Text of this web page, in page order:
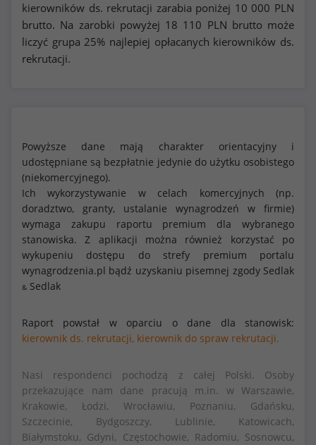
kierowników ds. rekrutacji zarabia poniżej 10 000 PLN
brutto. Na zarobki powyżej 18 110 PLN brutto może
liczyć grupa 25% najlepiej opłacanych kierowników ds.
rekrutacji.
Powyższe dane mają charakter orientacyjny i
udostępniane są bezpłatnie jedynie do użytku osobistego
(niekomercyjnego).
Ich wykorzystywanie w celach komercyjnych (np.
doradztwo, granty, ustalanie wynagrodzeń w firmie)
wymaga zakupu raportu premium dla wybranego
stanowiska. Z aplikacji można również korzystać po
wykupeniu dostępu do strefy premium portalu
wynagrodzenia.pl bądź uzyskaniu pisemnej zgody Sedlak
& Sedlak
Raport powstał w oparciu o dane dla stanowisk:
kierownik ds. rekrutacji, kierownik do spraw rekrutacji.
Nasi respondenci pochodzą z całej Polski. Osoby
przekazujące nam dane pracują m.in. w Warszawie,
Krakowie, Łodzi, Wrocławiu, Poznaniu, Gdańsku,
Szczecinie, Bydgoszczy, Lublinie, Katowicach,
Białymstoku, Gdyni, Częstochowie, Radomiu, Sosnowcu,